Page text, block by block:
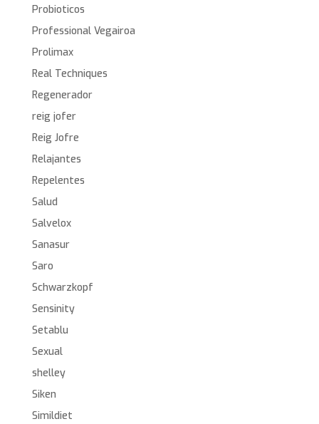
Probioticos
Professional Vegairoa
Prolimax
Real Techniques
Regenerador
reig jofer
Reig Jofre
Relajantes
Repelentes
Salud
Salvelox
Sanasur
Saro
Schwarzkopf
Sensinity
Setablu
Sexual
shelley
Siken
Simildiet